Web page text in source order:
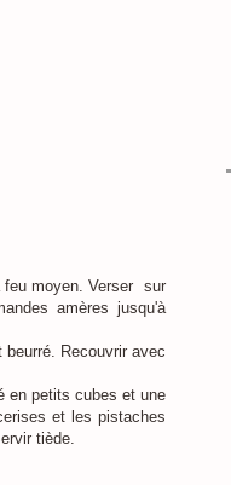
feu moyen. Verser sur
amères jusqu'à
Recouvrir avec
en petits cubes et une
et les pistaches
tiède.